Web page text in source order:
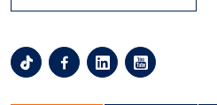
   